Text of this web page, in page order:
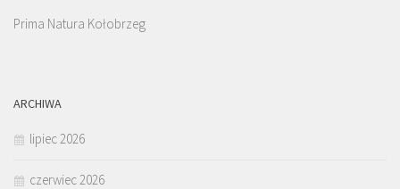
Prima Natura Kołobrzeg
ARCHIWA
lipiec 2026
czerwiec 2026